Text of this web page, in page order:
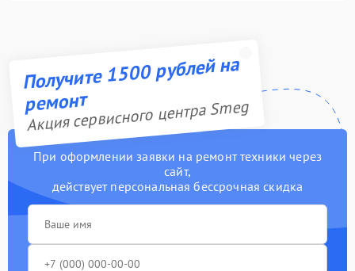
Получите 1500 рублей на
ремонт
Акция сервисного центра Smeg
При оформлении заявки на ремонт техники через
сайт,
действует персональная бессрочная скидка